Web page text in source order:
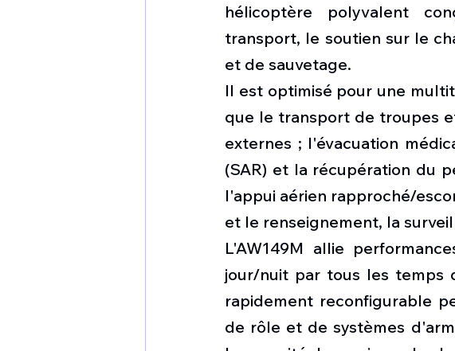
hélicoptère polyvalent
transport, le soutien sur le
et de sauvetage.
Il est optimisé pour une
que le transport de troupes
externes ; l'évacuation
(SAR) et la récupération du
l'appui aérien rapproché/
et le renseignement, la
L'AW149M allie
jour/nuit par tous les temps
rapidement reconfigurable
de rôle et de systèmes